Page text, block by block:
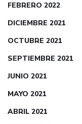
FEBRERO 2022
DICIEMBRE 2021
OCTUBRE 2021
SEPTIEMBRE 2021
JUNIO 2021
MAYO 2021
ABRIL 2021